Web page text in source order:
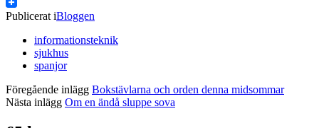
Publicerat iBloggen
informationsteknik
sjukhus
spanjor
Föregående inlägg Bokstävlarna och orden denna midsommar
Nästa inlägg Om en ändå sluppe sova